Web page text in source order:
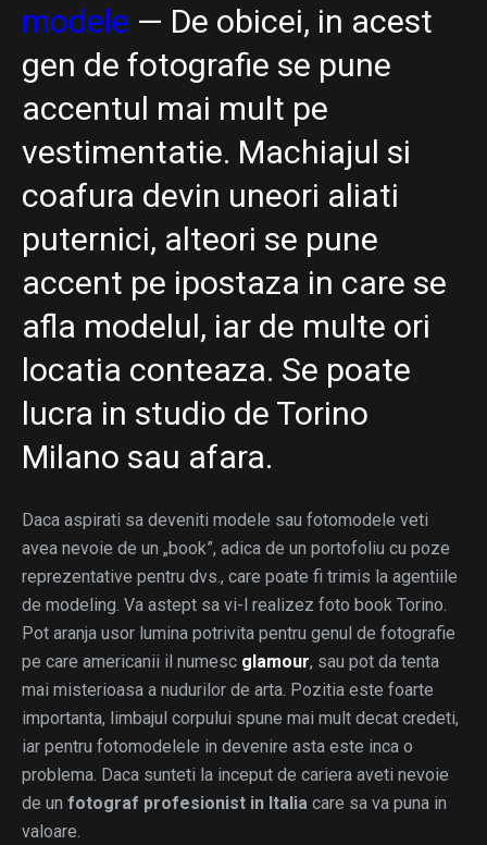
modele — De obicei, in acest
gen de fotografie se pune
accentul mai mult pe
vestimentatie. Machiajul si
coafura devin uneori aliati
puternici, alteori se pune
accent pe ipostaza in care se
afla modelul, iar de multe ori
locatia conteaza. Se poate
lucra in studio de Torino
Milano sau afara.
Daca aspirati sa deveniti modele sau fotomodele veti
avea nevoie de un „book”, adica de un portofoliu cu poze
reprezentative pentru dvs., care poate fi trimis la agentiile
de modeling. Va astept sa vi-l realizez foto book Torino.
Pot aranja usor lumina potrivita pentru genul de fotografie
pe care americanii il numesc glamour, sau pot da tenta
mai misterioasa a nudurilor de arta. Pozitia este foarte
importanta, limbajul corpului spune mai mult decat credeti,
iar pentru fotomodelele in devenire asta este inca o
problema. Daca sunteti la inceput de cariera aveti nevoie
de un fotograf profesionist in Italia care sa va puna in
valoare.